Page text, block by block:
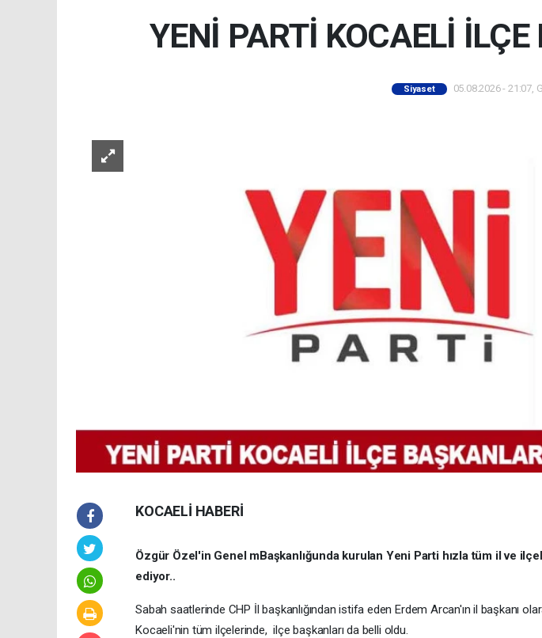
YENİ PARTİ KOCAELİ
Siyaset 05.08.2026 - 21:07,
KOCAELİ HABERİ
Özgür Özel'in Genel mBaşkanlığunda kurulan Yeni Parti hızla tüm il ve
ediyor..
Sabah saatlerinde CHP İl başkanlığından istifa eden Erdem Arcan'ın il başkanı
Kocaeli'nin tüm ilçelerinde, ilçe başkanları da belli oldu.